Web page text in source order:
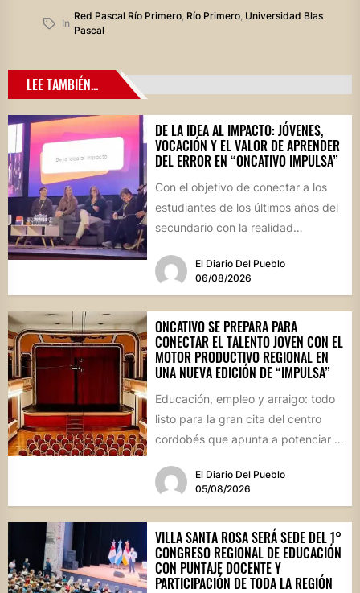
In
Red Pascal Río Primero, Río Primero, Universidad Blas
Pascal
LEE TAMBIÉN...
DE LA IDEA AL IMPACTO: JÓVENES,
VOCACIÓN Y EL VALOR DE APRENDER
DEL ERROR EN “ONCATIVO IMPULSA”
Con el objetivo de conectar a los
estudiantes de los últimos años del
secundario con la realidad
El Diario Del Pueblo
06/08/2026
ONCATIVO SE PREPARA PARA
CONECTAR EL TALENTO JOVEN CON EL
MOTOR PRODUCTIVO REGIONAL EN
UNA NUEVA EDICIÓN DE “IMPULSA”
Educación, empleo y arraigo: todo
listo para la gran cita del centro
cordobés que apunta a potenciar el
El Diario Del Pueblo
05/08/2026
VILLA SANTA ROSA SERÁ SEDE DEL 1°
CONGRESO REGIONAL DE EDUCACIÓN
CON PUNTAJE DOCENTE Y
PARTICIPACIÓN DE TODA LA REGIÓN